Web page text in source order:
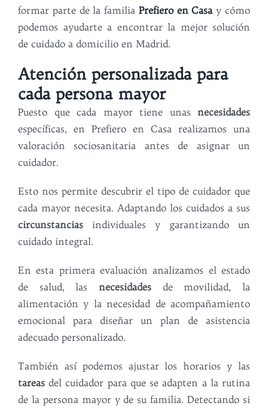
formar parte de la familia Prefiero en Casay cómo
podemos ayudarte a encontrar la mejor solución
de cuidado a domicilio en Madrid.
Atención personalizada para
cada persona mayor
Puesto que cada mayor tiene unas necesidades
específicas, en Prefiero en Casa realizamos una
valoración sociosanitaria antes de asignar un
cuidador.
Esto nos permite descubrir el tipo de cuidador que
cada mayor necesita. Adaptando los cuidados a sus
circunstancias individuales y garantizando un
cuidado integral.
En esta primera evaluación analizamos el estado
de salud, las necesidades de movilidad, la
alimentación y la necesidad de acompañamiento
emocional para diseñar un plan de asistencia
adecuado personalizado.
También así podemos ajustar los horarios y las
tareas del cuidador para que se adapten a la rutina
de la persona mayor y de su familia. Detectando si